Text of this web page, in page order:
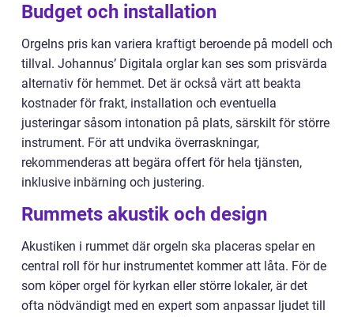
Budget och installation
Orgelns pris kan variera kraftigt beroende på modell och
tillval. Johannus’ Digitala orglar kan ses som prisvärda
alternativ för hemmet. Det är också värt att beakta
kostnader för frakt, installation och eventuella
justeringar såsom intonation på plats, särskilt för större
instrument. För att undvika överraskningar,
rekommenderas att begära offert för hela tjänsten,
inklusive inbärning och justering.
Rummets akustik och design
Akustiken i rummet där orgeln ska placeras spelar en
central roll för hur instrumentet kommer att låta. För de
som köper orgel för kyrkan eller större lokaler, är det
ofta nödvändigt med en expert som anpassar ljudet till